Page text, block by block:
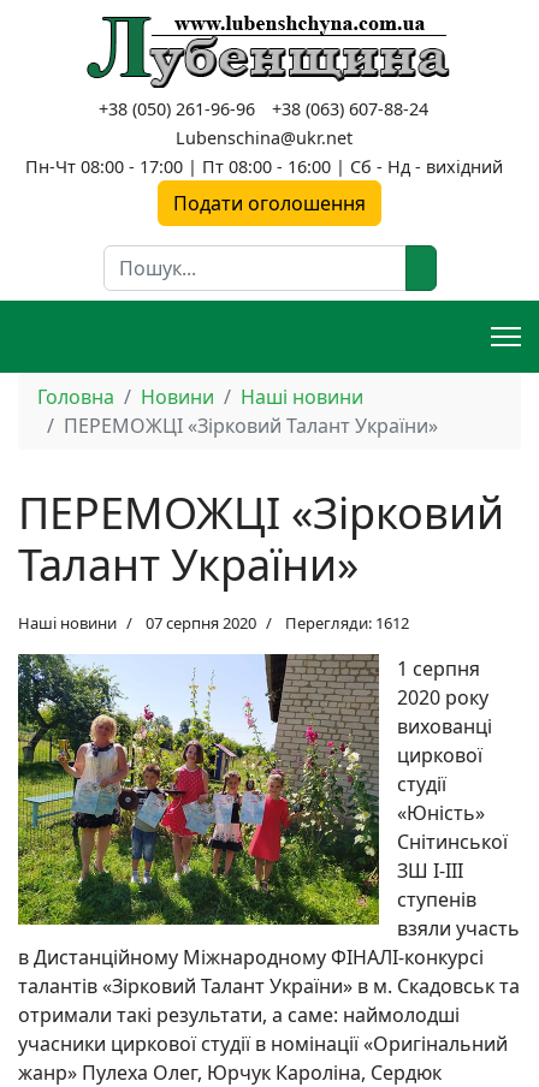
+38 (050) 261-96-96
+38 (063) 607-88-24
Lubenschina@ukr.net
Пн-Чт 08:00 - 17:00 | Пт 08:00 - 16:00 | Сб - Нд - вихідний
Подати оголошення
Пошук
Головна Новини
Наші новини
ПЕРЕМОЖЦІ «Зірковий Талант України»
ПЕРЕМОЖЦІ «Зірковий
Талант України»
Наші новини 07 серпня 2020 Перегляди: 1612
1 серпня
2020 року
вихованці
циркової
студії
«Юність»
Снітинської
ЗШ І-ІІІ
ступенів
взяли участь
в Дистанційному Міжнародному ФІНАЛІ-конкурсі
талантів «Зірковий Талант України» в м. Скадовськ та
отримали такі результати, а саме: наймолодші
учасники циркової студії в номінації «Оригінальний
жанр» Пулеха Олег, Юрчук Кароліна, Сердюк